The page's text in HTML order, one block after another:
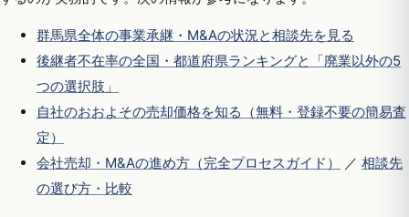
群馬県全体の事業承継・M&Aの状況と相談先を見る
後継者不在率の全国・都道府県ランキングと「廃業以外の5
つの選択肢」
自社のおおよその売却価格を知る（無料・登録不要の簡易査
定）
会社売却・M&Aの進め方（完全プロセスガイド）
／ 相談先
の選び方・比較